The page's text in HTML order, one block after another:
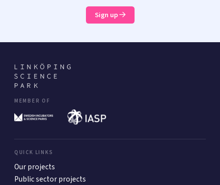
Sign up
MEMBER OF
QUICK LINKS
Our projects
Public sector projects